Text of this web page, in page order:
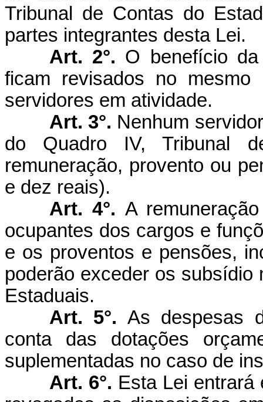
Tribunal de Contas do
partes integrantes desta Lei.
Art. 2°. O benefício
ficam revisados no
servidores em atividade.
Art. 3°. Nenhum
do Quadro IV, Tribunal
remuneração, provento ou
e dez reais).
Art. 4°. A
ocupantes dos cargos e
e os proventos e pensões,
poderão exceder os subsídio
Estaduais.
Art. 5°.As despesas
conta das dotações
suplementadas no caso de
Art. 6°. Esta Lei entrará